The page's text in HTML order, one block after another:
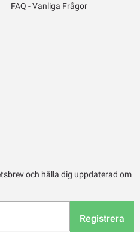
FAQ - Vanliga Frågor
och hålla dig uppdaterad om
Registrera